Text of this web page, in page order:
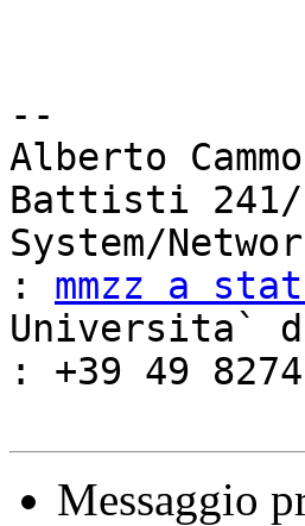
--
Alberto
Battisti 241/
System/
: mmzz a
: +39 49
Messaggio